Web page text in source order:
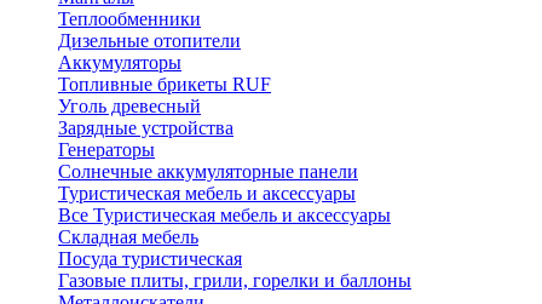
Теплообменники
Дизельные отопители
Аккумуляторы
Топливные брикеты RUF
Уголь древесный
Зарядные устройства
Генераторы
Солнечные аккумуляторные панели
Туристическая мебель и аксессуары
Все Туристическая мебель и аксессуары
Складная мебель
Посуда туристическая
Газовые плиты, грили, горелки и баллоны